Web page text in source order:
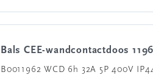
Bals CEE-wandcontactdoos
B0011962 WCD 6h 32A 5P 400V